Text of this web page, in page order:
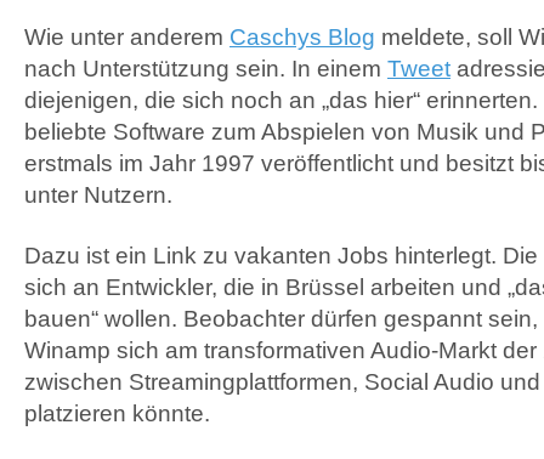
Wie unter anderem Caschys Blog meldete, soll
nach Unterstützung sein. In einem Tweet
diejenigen, die sich noch an „das hier“
beliebte Software zum Abspielen von Musik und
erstmals im Jahr 1997 veröffentlicht und besitzt
unter Nutzern.
Dazu ist ein Link zu vakanten Jobs hinterlegt.
sich an Entwickler, die in Brüssel arbeiten und
bauen“ wollen. Beobachter dürfen gespannt
Winamp sich am transformativen Audio-Markt
zwischen Streamingplattformen, Social Audio
platzieren könnte.